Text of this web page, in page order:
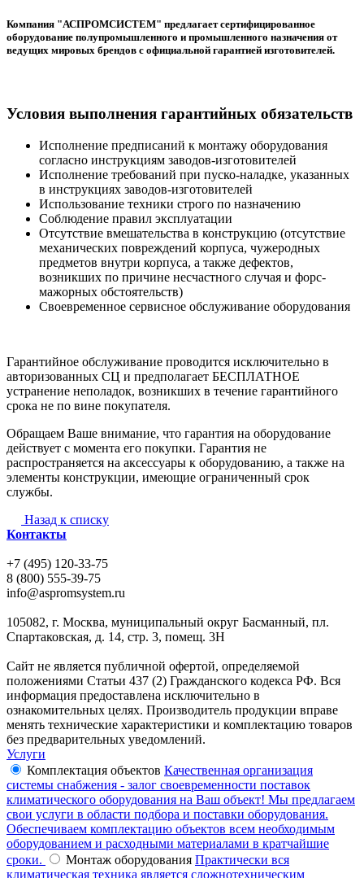
Компания "АСПРОМСИСТЕМ" предлагает сертифицированное
оборудование полупромышленного и промышленного назначения от
ведущих мировых брендов с официальной гарантией изготовителей.
Условия выполнения гарантийных обязательств
Исполнение предписаний к монтажу оборудования
согласно инструкциям заводов-изготовителей
Исполнение требований при пуско-наладке, указанных
в инструкциях заводов-изготовителей
Использование техники строго по назначению
Соблюдение правил эксплуатации
Отсутствие вмешательства в конструкцию (отсутствие
механических повреждений корпуса, чужеродных
предметов внутри корпуса, а также дефектов,
возникших по причине несчастного случая и форс-
мажорных обстоятельств)
Своевременное сервисное обслуживание оборудования
Гарантийное обслуживание проводится исключительно в
авторизованных СЦ и предполагает БЕСПЛАТНОЕ
устранение неполадок, возникших в течение гарантийного
срока не по вине покупателя.
Обращаем Ваше внимание, что гарантия на оборудование
действует с момента его покупки. Гарантия не
распространяется на аксессуары к оборудованию, а также на
элементы конструкции, имеющие ограниченный срок
службы.
Назад к списку
Контакты
+7 (495) 120-33-75
8 (800) 555-39-75
info@aspromsystem.ru
105082, г. Москва, муниципальный округ Басманный, пл.
Спартаковская, д. 14, стр. 3, помещ. 3Н
Сайт не является публичной офертой, определяемой
положениями Статьи 437 (2) Гражданского кодекса РФ. Вся
информация предоставлена исключительно в
ознакомительных целях. Производитель продукции вправе
менять технические характеристики и комплектацию товаров
без предварительных уведомлений.
Услуги
Комплектация объектов Качественная организация
системы снабжения - залог своевременности поставок
климатического оборудования на Ваш объект! Мы предлагаем
свои услуги в области подбора и поставки оборудования.
Обеспечиваем комплектацию объектов всем необходимым
оборудованием и расходными материалами в кратчайшие
сроки.
Монтаж оборудования Практически вся
климатическая техника является сложнотехническим